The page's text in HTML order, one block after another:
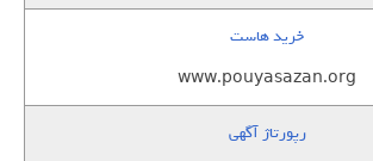
خرید هاست
www.pouyasazan.org
رپورتاژ آگهی